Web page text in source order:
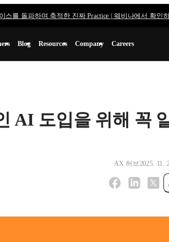
스를 돌파하며 축적한 진짜 Practice | 웨비나에서 확인
Blog Resources Company Careers
AI 도입을 위해 꼭
AX 허브2025. 11.